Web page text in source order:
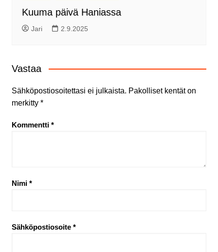
Kuuma päivä Haniassa
Jari 2.9.2025
Vastaa
Sähköpostiosoitettasi ei julkaista. Pakolliset kentät on
merkitty *
Kommentti *
Nimi *
Sähköpostiosoite *